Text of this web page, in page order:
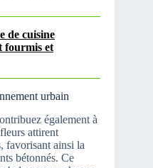
de cuisine
fourmis et
urbain
également à
attirent
favorisant ainsi la
bétonnés. Ce